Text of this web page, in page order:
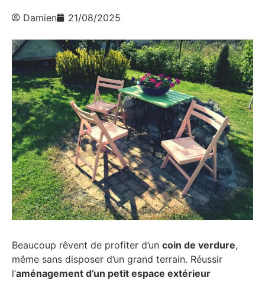
Damien 21/08/2025
Beaucoup rêvent de profiter d’un coin de verdure,
même sans disposer d’un grand terrain. Réussir
l’aménagement d’un petit espace extérieur